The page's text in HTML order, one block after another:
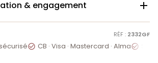
& engagement 
RÉF : 2332GF
 CB · Visa · Mastercard · Alma